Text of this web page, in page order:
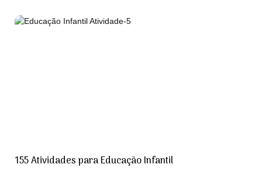
155 Atividades para Educação Infantil